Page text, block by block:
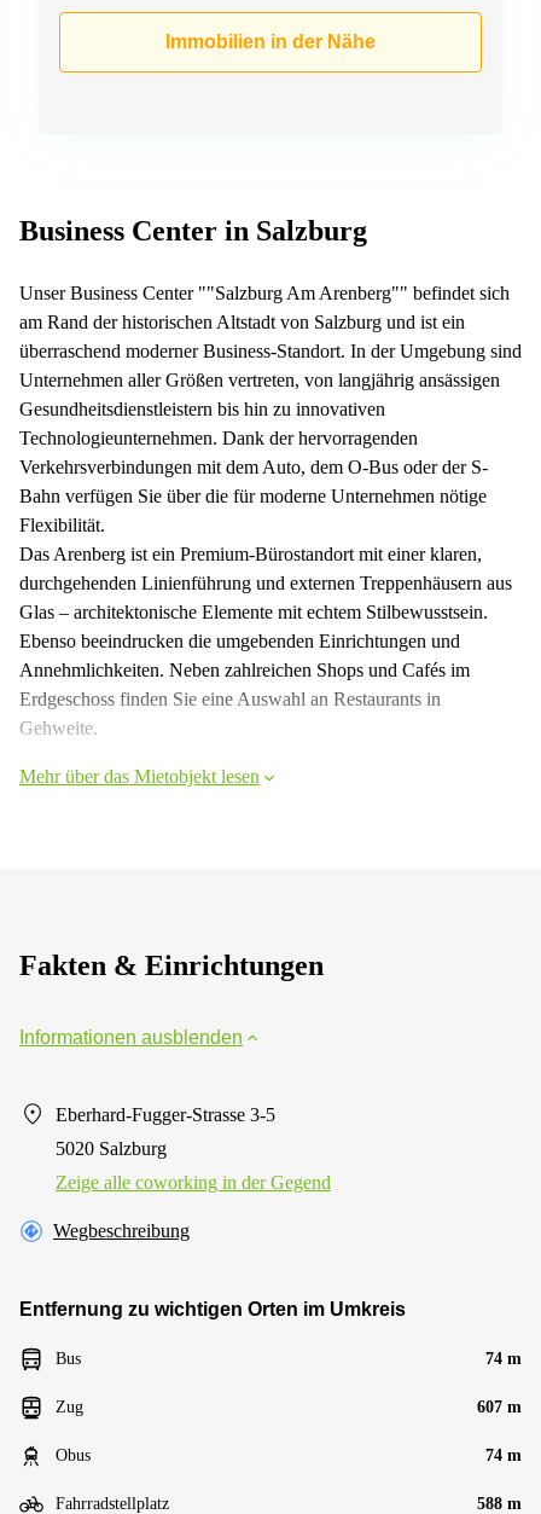
Immobilien in der Nähe
Business Center in Salzburg
Unser Business Center ""Salzburg Am Arenberg"" befindet sich
am Rand der historischen Altstadt von Salzburg und ist ein
überraschend moderner Business-Standort. In der Umgebung sind
Unternehmen aller Größen vertreten, von langjährig ansässigen
Gesundheitsdienstleistern bis hin zu innovativen
Technologieunternehmen. Dank der hervorragenden
Verkehrsverbindungen mit dem Auto, dem O-Bus oder der S-
Bahn verfügen Sie über die für moderne Unternehmen nötige
Flexibilität.
Das Arenberg ist ein Premium-Bürostandort mit einer klaren,
durchgehenden Linienführung und externen Treppenhäusern aus
Glas – architektonische Elemente mit echtem Stilbewusstsein.
Ebenso beeindrucken die umgebenden Einrichtungen und
Annehmlichkeiten. Neben zahlreichen Shops und Cafés im
Erdgeschoss finden Sie eine Auswahl an Restaurants in
Gehweite.
Mehr über das Mietobjekt lesen
Fakten & Einrichtungen
Informationen ausblenden
Eberhard-Fugger-Strasse 3-5
5020 Salzburg
Zeige alle сoworking in der Gegend
Wegbeschreibung
Entfernung zu wichtigen Orten im Umkreis
Bus 74 m
Zug 607 m
Obus 74 m
Fahrradstellplatz 588 m